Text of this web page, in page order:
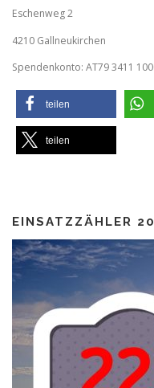
Eschenweg 2
4210 Gallneukirchen
Spendenkonto: AT79 3411
teilen
teilen
EINSATZZÄHLER